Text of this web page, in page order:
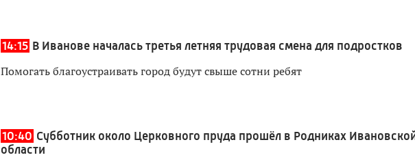
14:15 В Иванове началась третья летняя трудовая смена для подростков
Помогать благоустраивать город будут свыше сотни ребят
10:40 Субботник около Церковного пруда прошёл в Родниках
области